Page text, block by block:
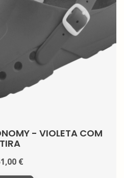
- VIOLETA COM
TIRA
€